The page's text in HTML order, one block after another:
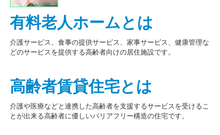
有料老人ホームとは
介護サービス、食事の提供サービス、家事サービス、健康管理な
どのサービスを提供する高齢者向けの居住施設です。
高齢者賃貸住宅とは
介護や医療などと連携した高齢者を支援するサービスを受けるこ
とが出来る高齢者に優しいバリアフリー構造の住宅です。